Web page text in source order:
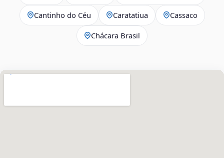
Cantinho do Céu Caratatiua Cassaco
Chácara Brasil